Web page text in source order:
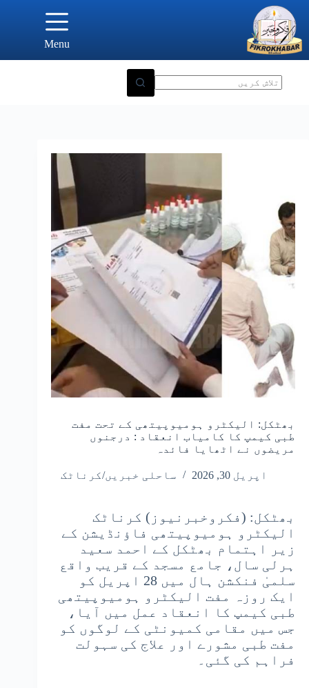
content
Menu
بھٹکل: الیکٹرو ہومیوپیتھی کے تحت مفت
طبی کیمپ کا کامیاب انعقاد : درجنوں
مریضوں نے اٹھایا فائدہ
اپریل 30, 2026 ساحلی خبریں/کرناٹک
بھٹکل: (فکروخبرنیوز) کرناٹک
الیکٹرو ہومیوپیتھی فاؤنڈیشن کے
زیر اہتمام بھٹکل کے احمد سعید
ہرلی سال، جامع مسجد کے قریب واقع
سلمیٰ فنکشن ہال میں 28 اپریل کو
ایک روزہ مفت الیکٹرو ہومیوپیتھی
طبی کیمپ کا انعقاد عمل میں آیا،
جس میں مقامی کمیونٹی کے لوگوں کو
مفت طبی مشورے اور علاج کی سہولت
فراہم کی گئی۔